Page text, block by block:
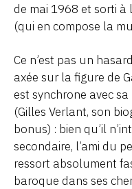
de mai 1968 et sorti
(qui en compose la
Ce n’est pas un
axée sur la figure de
est synchrone avec
(Gilles Verlant, son
bonus) : bien qu’il
secondaire, l’ami du
ressort absolument
baroque dans ses